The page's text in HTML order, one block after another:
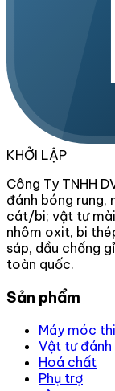
KHỞI LẬP
Công Ty TNHH
đánh bóng rung,
cát/bi; vật tư
nhôm oxit, bi
sáp, dầu chống
toàn quốc.
Sản phẩm
Máy móc
Vật tư đánh
Hoá chất
Phụ trợ